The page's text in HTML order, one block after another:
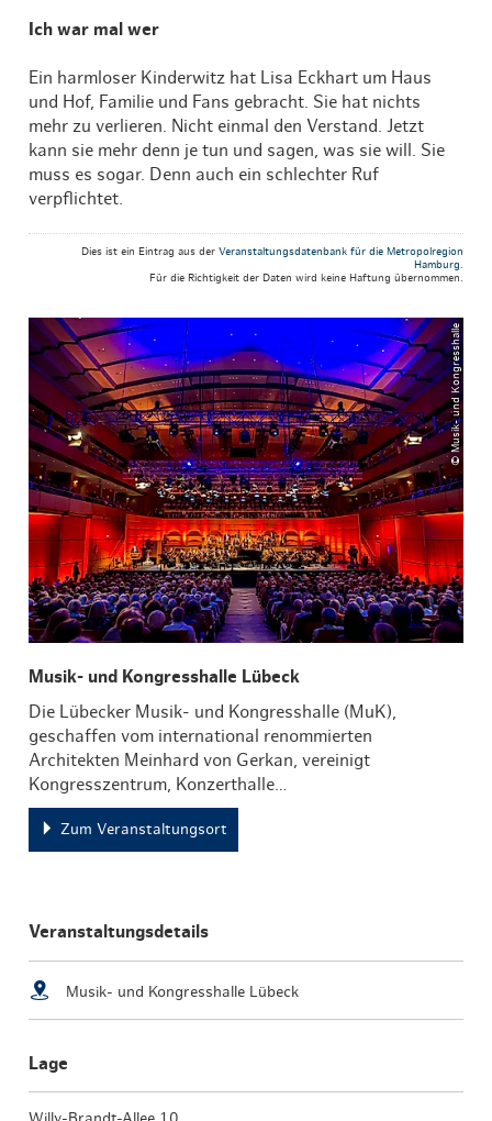
Ich war mal wer
Ein harmloser Kinderwitz hat Lisa Eckhart um Haus
und Hof, Familie und Fans gebracht. Sie hat nichts
mehr zu verlieren. Nicht einmal den Verstand. Jetzt
kann sie mehr denn je tun und sagen, was sie will. Sie
muss es sogar. Denn auch ein schlechter Ruf
verpflichtet.
Dies ist ein Eintrag aus der Veranstaltungsdatenbank für die Metropolregion
Hamburg.
Für die Richtigkeit der Daten wird keine Haftung übernommen.
© Musik- und Kongresshalle
Musik- und Kongresshalle Lübeck
Die Lübecker Musik- und Kongresshalle (MuK),
geschaffen vom international renommierten
Architekten Meinhard von Gerkan, vereinigt
Kongresszentrum, Konzerthalle…
Zum Veranstaltungsort
Veranstaltungsdetails
Musik- und Kongresshalle Lübeck
Lage